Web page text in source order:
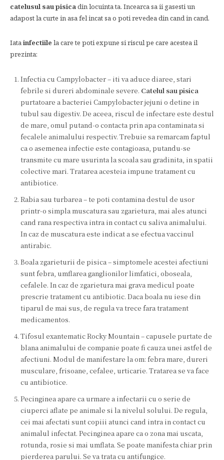
catelusul sau pisicadin locuinta ta. Incearca sa ii gasesti un
adapost la curte in asa fel incat sa o poti revedea din cand in cand.
Iatainfectiile la care te poti expune si riscul pe care acestea il
prezinta:
Infectia cu Campylobacter – iti va aduce diaree, stari
febrile si dureri abdominale severe. Catelul sau pisica
purtatoare a bacteriei Campylobacter jejuni o detine in
tubul sau digestiv. De aceea, riscul de infectare este destul
de mare, omul putand-o contacta prin apa contaminata si
fecalele animalului respectiv. Trebuie sa remarcam faptul
ca o asemenea infectie este contagioasa, putandu-se
transmite cu mare usurinta la scoala sau gradinita, in spatii
colective mari. Tratarea acesteia impune tratament cu
antibiotice.
Rabia sau turbarea – te poti contamina destul de usor
printr-o simpla muscatura sau zgarietura, mai ales atunci
cand rana respectiva intra in contact cu saliva animalului.
In caz de muscatura este indicat a se efectua vaccinul
antirabic.
Boala zgarieturii de pisica – simptomele acestei afectiuni
sunt febra, umflarea ganglionilor limfatici, oboseala,
cefalele. In caz de zgarietura mai grava medicul poate
prescrie tratament cu antibiotic. Daca boala nu iese din
tiparul de mai sus, de regula va trece fara tratament
medicamentos.
Tifosul exantematic Rocky Mountain – capusele purtate de
blana animalului de companie poate fi cauza unei astfel de
afectiuni. Modul de manifestare la om: febra mare, dureri
musculare, frisoane, cefalee, urticarie. Tratarea se va face
cu antibiotice.
Pecinginea apare ca urmare a infectarii cu o serie de
ciuperci aflate pe animale si la nivelul solului. De regula,
cei mai afectati sunt copiii atunci cand intra in contact cu
animalul infectat. Pecinginea apare ca o zona mai uscata,
rotunda, rosie si mai umflata. Se poate manifesta chiar prin
pierderea parului. Se va trata cu antifungice.